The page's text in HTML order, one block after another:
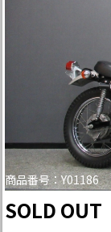
商品番号：Y01186
SOLD OUT